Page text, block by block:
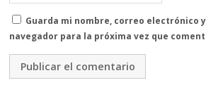
Guarda mi nombre, correo electrónico
navegador para la próxima vez que